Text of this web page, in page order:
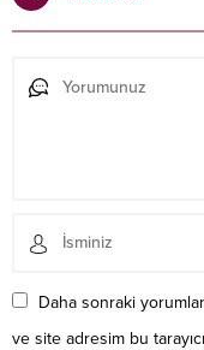
Daha sonraki
ve site adresim bu